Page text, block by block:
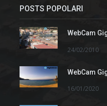
POSTS POPOLARI
WebCam
24/02/2010
WebCam
16/01/2020